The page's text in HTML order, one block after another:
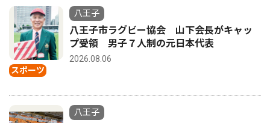
スポーツ
八王子
八王子市ラグビー協会 山下会長がキャッ
プ受領 男子７人制の元日本代表
2026.08.06
八王子